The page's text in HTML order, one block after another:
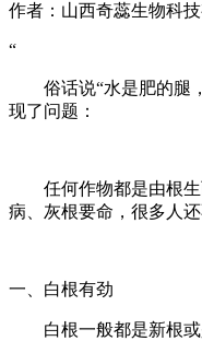
作者：山西奇蕊生物科
“
俗话说“水是肥的腿，
现了问题：
任何作物都是由根生
病、灰根要命，很多人
一、白根有劲
白根一般都是新根或